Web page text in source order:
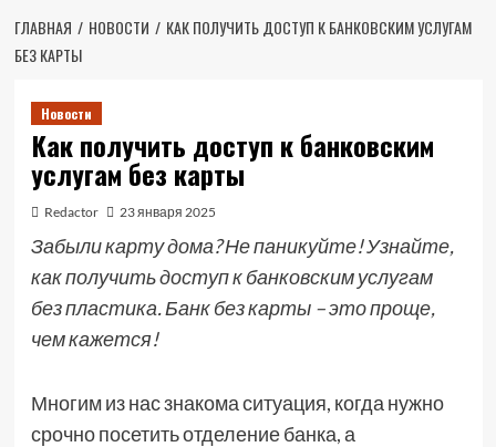
ГЛАВНАЯ НОВОСТИ
КАК ПОЛУЧИТЬ ДОСТУП К БАНКОВСКИМ УСЛУГАМ
БЕЗ КАРТЫ
Новости
Как получить доступ к банковским
услугам без карты
Redactor 23 января 2025
Забыли карту дома? Не паникуйте! Узнайте,
как получить доступ к банковским услугам
без пластика. Банк без карты – это проще,
чем кажется!
Многим из нас знакома ситуация, когда нужно
срочно посетить отделение банка, а